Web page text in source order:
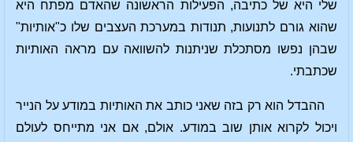
שלי היא של כתיבה, הפעילות הראשונה שהאדם מפתח היא
שהוא גורם לתנועות, תנודות במערכת העצבים שלו כ"אותיות"
שבהן נפשו מסתכלת שניתנות להשוואה עם מראה האותיות
שכתבתי.
ההבדל הוא רק בזה שאני כותב את האותיות במודע על הנייר
ויכול לקרוא אותן שוב במודע. אולם, אם אני מתייחס לעולם